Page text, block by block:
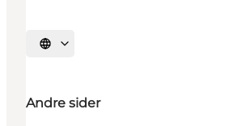
Vælg sprog
Andre sider